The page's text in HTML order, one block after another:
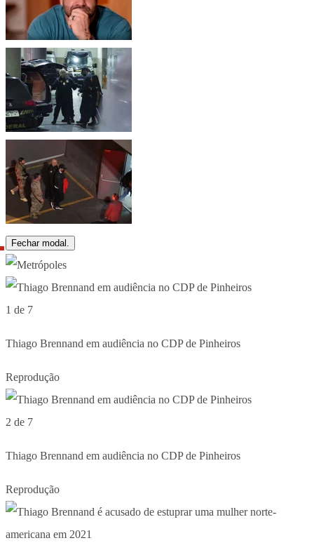
Fechar modal.
1 de 7
Thiago Brennand em audiência no CDP de Pinheiros
Reprodução
2 de 7
Thiago Brennand em audiência no CDP de Pinheiros
Reprodução